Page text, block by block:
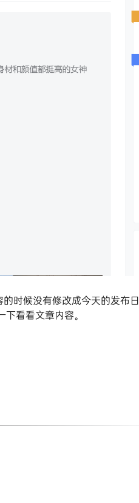
时候没有修改成今天的发布日
看看文章内容。